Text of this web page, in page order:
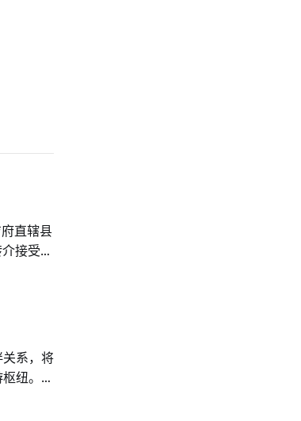
直辖县
接受治
，普吉
嫌疑人
员依
系，将
纽。
包括